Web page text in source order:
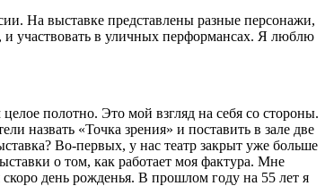
На выставке представлены разные персонажи,
и участвовать в уличных перформансах. Я люблю
полотно. Это мой взгляд на себя со стороны.
назвать «Точка зрения» и поставить в зале две
Во-первых, у нас театр закрыт уже больше
о том, как работает моя фактура. Мне
день рожденья. В прошлом году на 55 лет я